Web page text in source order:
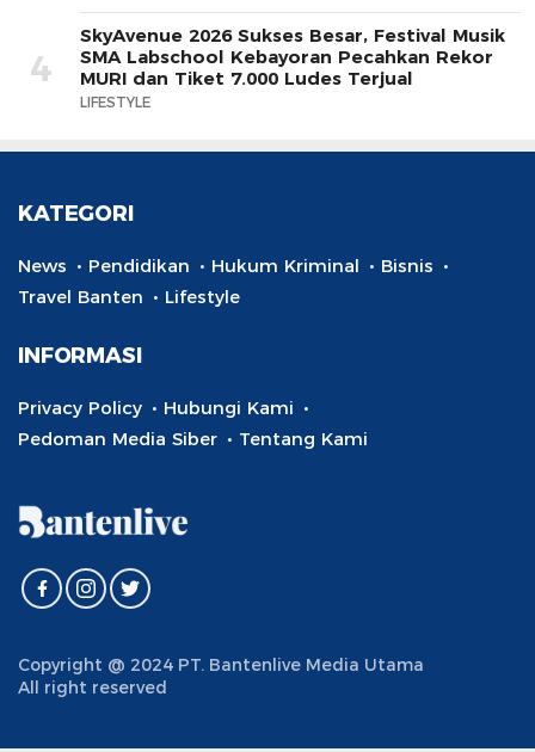
4
SkyAvenue 2026 Sukses Besar, Festival Musik
SMA Labschool Kebayoran Pecahkan Rekor
MURI dan Tiket 7.000 Ludes Terjual
LIFESTYLE
KATEGORI
News Pendidikan Hukum Kriminal
Bisnis
Travel Banten
Lifestyle
INFORMASI
Privacy Policy
Hubungi Kami
Pedoman Media Siber
Tentang Kami
Copyright @ 2024 PT. Bantenlive Media Utama
All right reserved